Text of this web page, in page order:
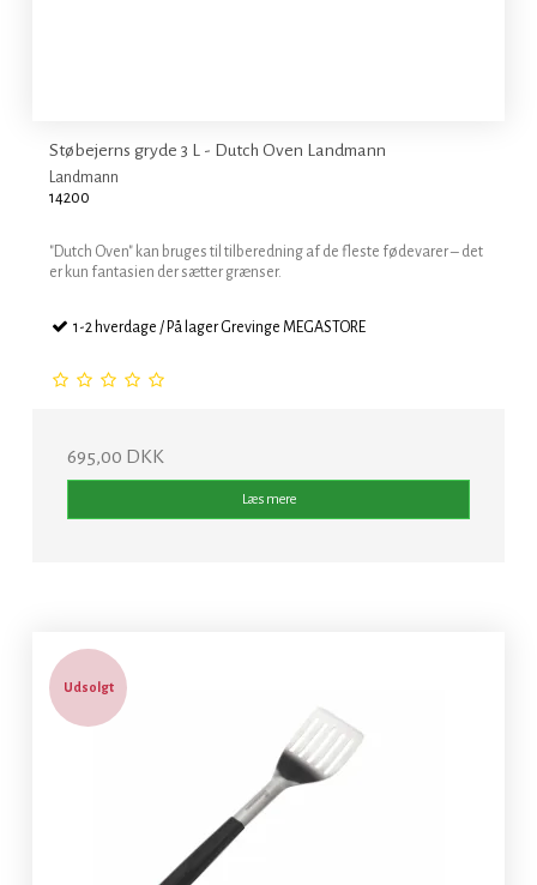
Støbejerns gryde 3 L - Dutch Oven Landmann
Landmann
14200
"Dutch Oven" kan bruges til tilberedning af de fleste fødevarer – det
er kun fantasien der sætter grænser.
1-2 hverdage / På lager Grevinge MEGASTORE
695,00 DKK
Læs mere
Udsolgt